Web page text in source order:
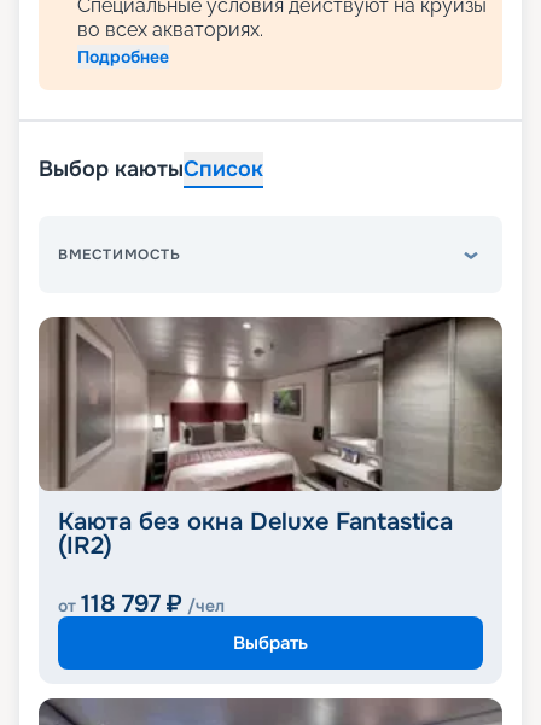
Специальные условия действуют на круизы
во всех акваториях.
Подробнее
Выбор каютыСписок
ВМЕСТИМОСТЬ
Каюта без окна Deluxe Fantastica
(IR2)
от 118 797 ₽ /чел
Выбрать